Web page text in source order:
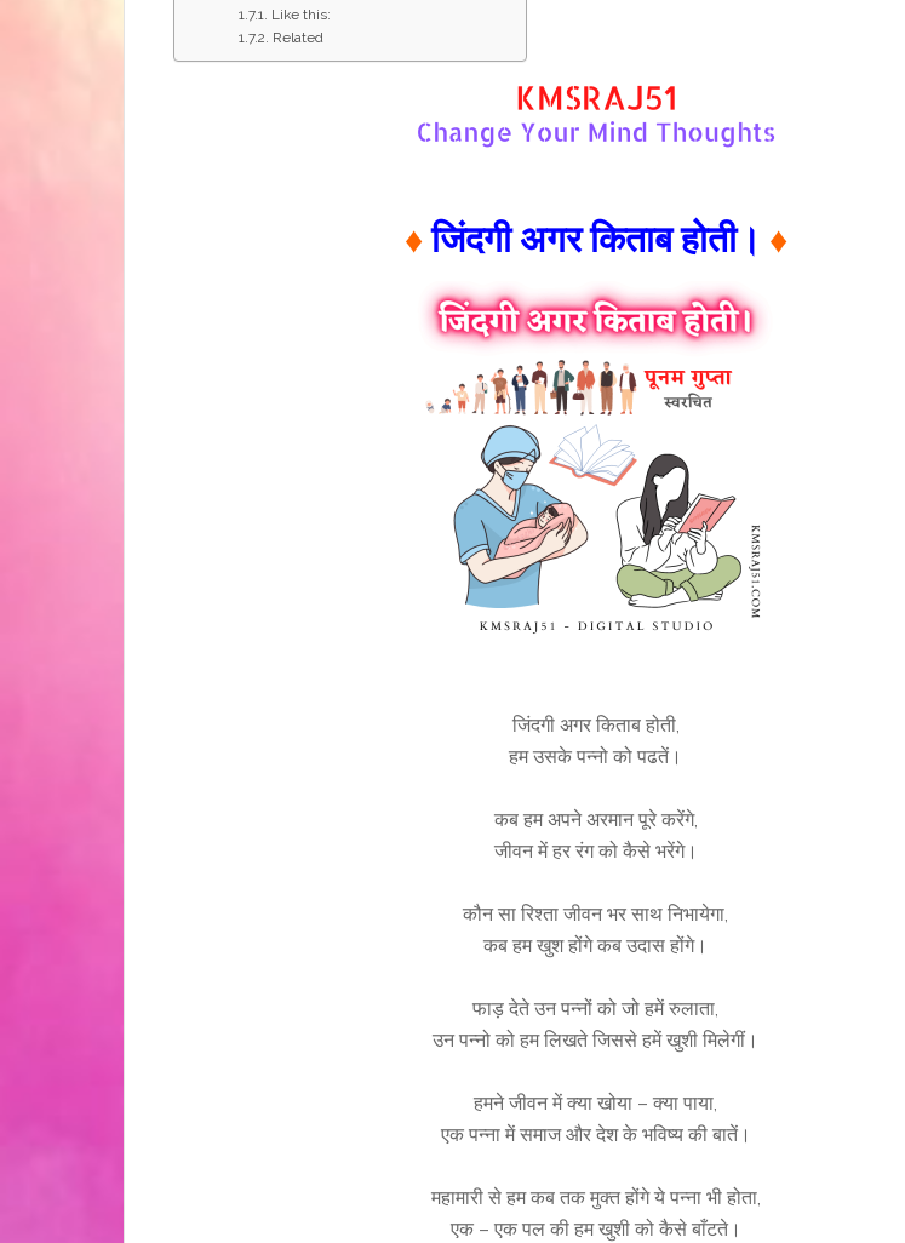
Like this:
Related
♦जिंदगी अगर किताब होती। ♦
जिंदगी अगर किताब होती,
हम उसके पन्नो को पढतें।
कब हम अपने अरमान पूरे करेंगे,
जीवन में हर रंग को कैसे भरेंगे।
कौन सा रिश्ता जीवन भर साथ निभायेगा,
कब हम खुश होंगे कब उदास होंगे।
फाड़ देते उन पन्नों को जो हमें रुलाता,
उन पन्नो को हम लिखते जिससे हमें खुशी मिलेगीं।
हमने जीवन में क्या खोया – क्या पाया,
एक पन्ना में समाज और देश के भविष्य की बातें।
महामारी से हम कब तक मुक्त होंगे ये पन्ना भी होता,
एक – एक पल की हम खुशी को कैसे बाँटते।